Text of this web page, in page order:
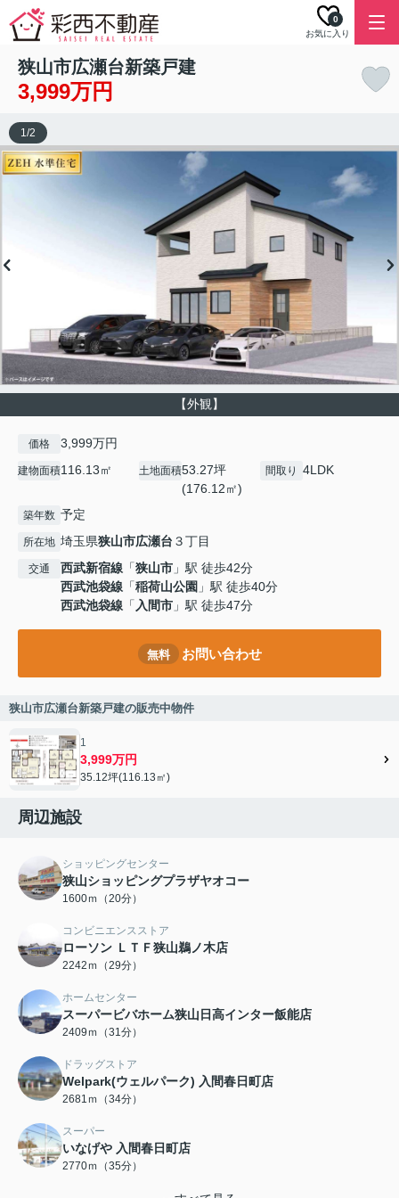
お気に入り
0
狭山市広瀬台新築戸建
3,999万円
【外観】
1/2
価格 3,999万円
建物面積116.13㎡ 土地面積53.27坪
(176.12㎡)
間取り 4LDK
築年数 予定
所在地 埼玉県狭山市広瀬台 ３丁目
交通 西武新宿線 「狭山市 」駅 徒歩42分
西武池袋線 「稲荷山公園 」駅 徒歩40分
西武池袋線 「入間市 」駅 徒歩47分
無料 お問い合わせ
狭山市広瀬台新築戸建の販売中物件
1
3,999万円
35.12坪(116.13㎡)
周辺施設
ショッピングセンター
狭山ショッピングプラザヤオコー
1600ｍ（20分）
コンビニエンスストア
ローソン ＬＴＦ狭山鵜ノ木店
2242ｍ（29分）
ホームセンター
スーパービバホーム狭山日高インター飯能店
2409ｍ（31分）
ドラッグストア
Welpark(ウェルパーク) 入間春日町店
2681ｍ（34分）
スーパー
いなげや 入間春日町店
2770ｍ（35分）